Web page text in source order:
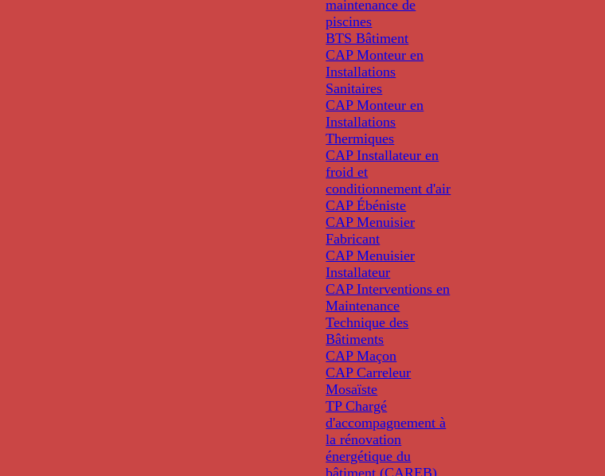
maintenance de
piscines
BTS Bâtiment
CAP Monteur en
Installations
Sanitaires
CAP Monteur en
Installations
Thermiques
CAP Installateur en
froid et
conditionnement d'air
CAP Ébéniste
CAP Menuisier
Fabricant
CAP Menuisier
Installateur
CAP Interventions en
Maintenance
Technique des
Bâtiments
CAP Maçon
CAP Carreleur
Mosaïste
TP Chargé
d'accompagnement à
la rénovation
énergétique du
bâtiment (CAREB)